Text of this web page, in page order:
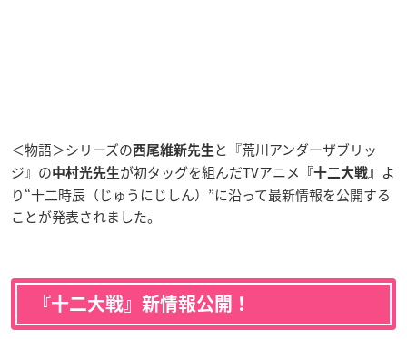
＜物語＞シリーズの西尾維新先生 と『荒川アンダーザブリッ
ジ』の中村光先生が初タッグを組んだTVアニメ 『十二大戦』
よ
り“十二時辰 （じゅうにじしん）”に沿って最新情報を公開する
ことが発表されました。
『十二大戦』新情報公開！